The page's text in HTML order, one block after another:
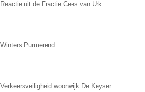
Reactie uit de Fractie Cees van Urk
Winters Purmerend
Verkeersveiligheid woonwijk De Keyser